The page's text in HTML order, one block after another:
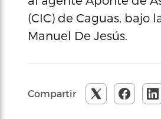
(CIC) de Caguas, bajo
Manuel De Jesús.
Compartir